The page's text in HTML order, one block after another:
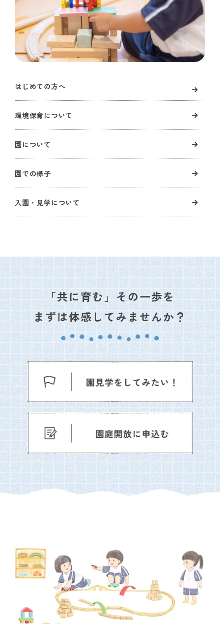
はじめての方へ
環境保育について
園について
園での様子
入園・見学について
「共に育む」その一歩を
まずは体感してみませんか？